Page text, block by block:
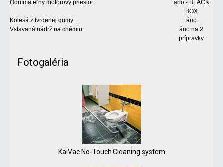
Odnímateľný motorový priestor
áno - BLACK
BOX
Kolesá z tvrdenej gumy
áno
Vstavaná nádrž na chémiu
áno na 2
prípravky
Fotogaléria
KaiVac No-Touch Cleaning system